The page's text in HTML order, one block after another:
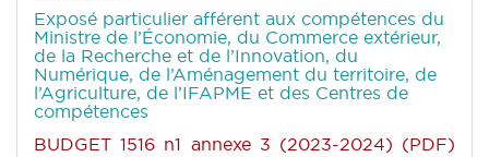
Exposé particulier afférent aux compétences du
Ministre de l’Économie, du Commerce extérieur,
de la Recherche et de l’Innovation, du
Numérique, de l’Aménagement du territoire, de
l’Agriculture, de l’IFAPME et des Centres de
compétences
BUDGET 1516 n1 annexe 3 (2023-2024) (PDF)